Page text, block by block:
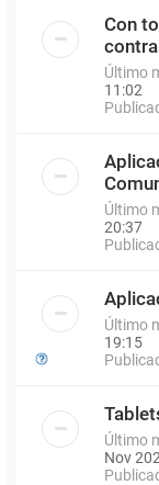
Con
Último
11:02
Último
20:37
Último
19:15
Último
Nov